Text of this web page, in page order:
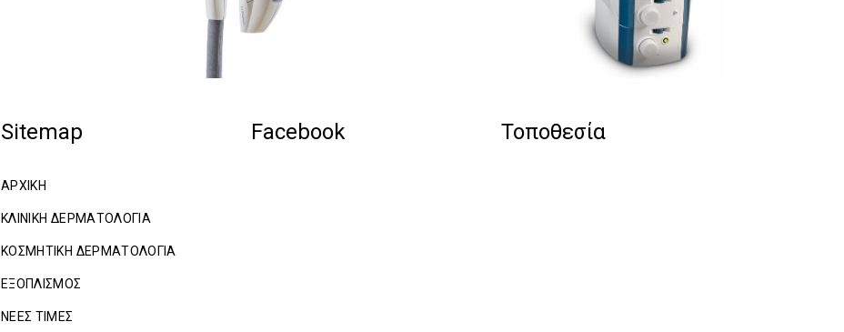
Sitemap
ΑΡΧΙΚΗ
ΚΛΙΝΙΚΗ ΔΕΡΜΑΤΟΛΟΓΙΑ
ΚΟΣΜΗΤΙΚΗ ΔΕΡΜΑΤΟΛΟΓΙΑ
ΕΞΟΠΛΙΣΜΟΣ
ΝΕΕΣ ΤΙΜΕΣ
Facebook Τοποθεσία